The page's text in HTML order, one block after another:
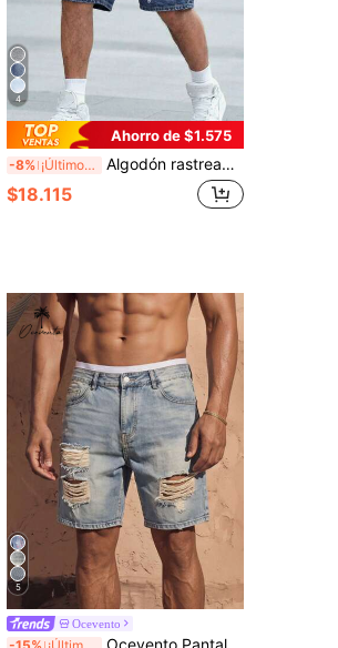
4
Ahorro de $1.575
-8% ¡Últimos 3 días Algodón rastreable - Pantalones cortos de mezclilla desgastados para hombres europeos & americanos
$18.115
5
Ocevento
Ocevento Pantalones cortos de mezclilla desgastados casuales de verano para hombres